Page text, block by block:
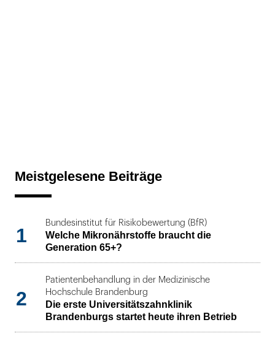
Meistgelesene Beiträge
1
Bundesinstitut für Risikobewertung (BfR)
Welche Mikronährstoffe braucht die
Generation 65+?
2
Patientenbehandlung in der Medizinische
Hochschule Brandenburg
Die erste Universitätszahnklinik
Brandenburgs startet heute ihren Betrieb